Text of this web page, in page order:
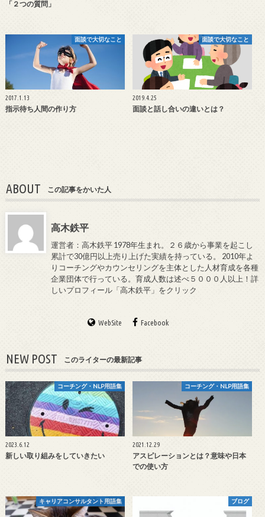
「２つの質問」
面談で大切なこと
2017.1.13
指示待ち人間の作り方
面談で大切なこと
2019.4.25
面談と話し合いの違いとは？
ABOUT この記事をかいた人
高木鉄平
運営者：高木鉄平 1978年生まれ。２６歳から事業を起こし
累計で30億円以上売り上げた実績を持っている。 2010年よ
りコーチングやカウンセリングを主体とした人材育成を各種
企業団体で行っている。育成人数は述べ５０００人以上！詳
しいプロフィール「高木鉄平」をクリック
WebSite Facebook
NEW POST このライターの最新記事
コーチング・NLP用語集
2023.6.12
新しい取り組みをしていきたい
コーチング・NLP用語集
2021.12.29
アスピレーションとは？意味や日本
での使い方
キャリアコンサルタント用語集 ブログ